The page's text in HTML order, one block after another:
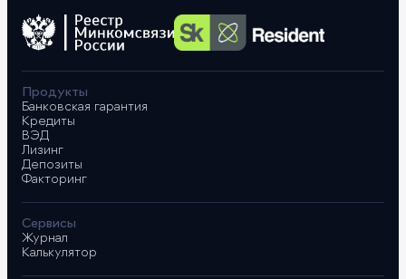
Продукты
Банковская гарантия
Кредиты
ВЭД
Лизинг
Депозиты
Факторинг
Сервисы
Журнал
Калькулятор